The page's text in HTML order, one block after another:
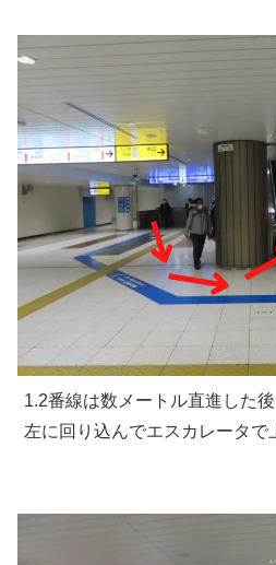
1.2番線は数メートル直進した後
左に回り込んでエスカレータで